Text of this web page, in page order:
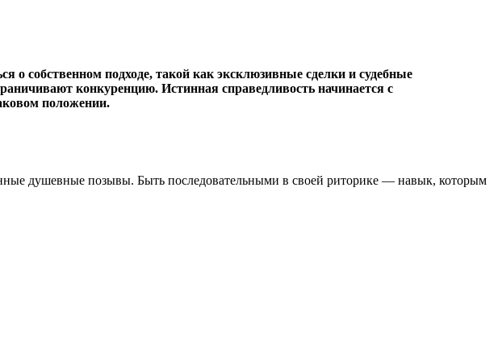
о собственном подходе, такой как эксклюзивные сделки и судебные
конкуренцию. Истинная справедливость начинается с
положении.
душевные позывы. Быть последовательными в своей риторике — навык, которым